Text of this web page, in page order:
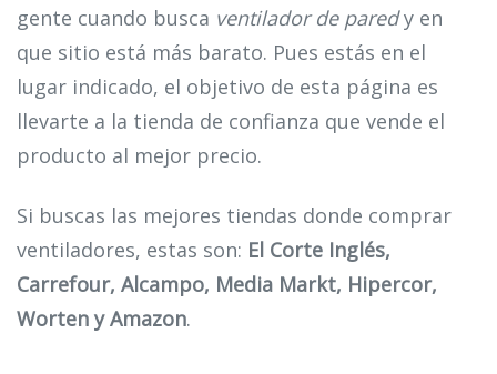
gente cuando busca ventilador de paredy en
que sitio está más barato. Pues estás en el
lugar indicado, el objetivo de esta página es
llevarte a la tienda de confianza que vende el
producto al mejor precio.
Si buscas las mejores tiendas donde comprar
ventiladores, estas son: El Corte Inglés,
Carrefour, Alcampo, Media Markt, Hipercor,
Worten y Amazon.